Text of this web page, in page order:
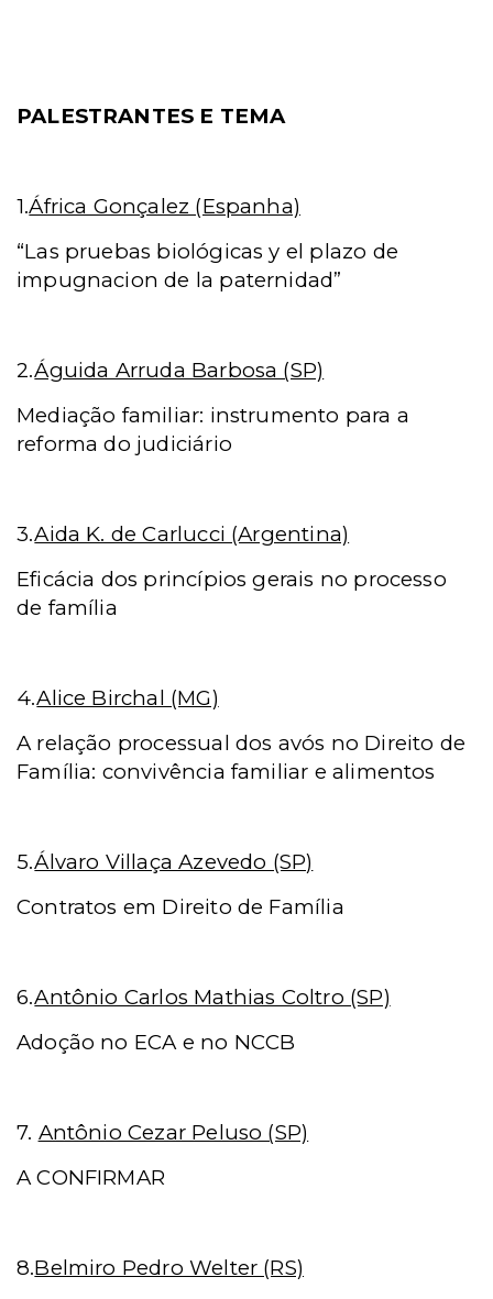
PALESTRANTES E TEMA
1.África Gonçalez (Espanha)
“Las pruebas biológicas y el plazo de
impugnacion de la paternidad”
2.Águida Arruda Barbosa (SP)
Mediação familiar: instrumento para a
reforma do judiciário
3.Aida K. de Carlucci (Argentina)
Eficácia dos princípios gerais no processo
de família
4.Alice Birchal (MG)
A relação processual dos avós no Direito de
Família: convivência familiar e alimentos
5.Álvaro Villaça Azevedo (SP)
Contratos em Direito de Família
6.Antônio Carlos Mathias Coltro (SP)
Adoção no ECA e no NCCB
7. Antônio Cezar Peluso (SP)
A CONFIRMAR
8.Belmiro Pedro Welter (RS)